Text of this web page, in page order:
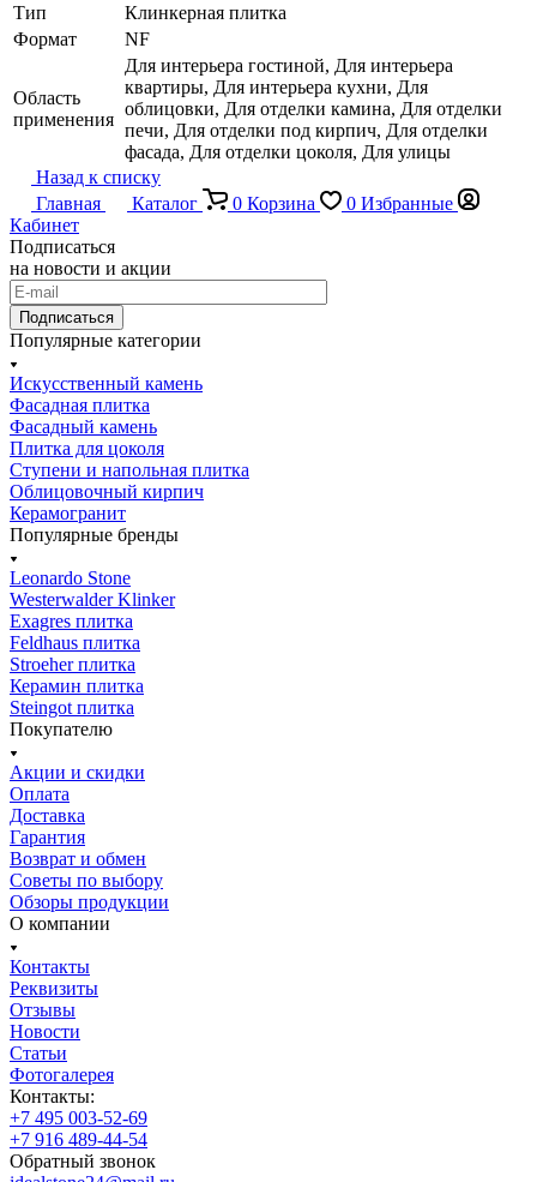
Тип
Клинкерная плитка
Формат
NF
Область
применения
Для интерьера гостиной, Для интерьера
квартиры, Для интерьера кухни, Для
облицовки, Для отделки камина, Для отделки
печи, Для отделки под кирпич, Для отделки
фасада, Для отделки цоколя, Для улицы
Назад к списку
Главная
Каталог 0 Корзина 0 Избранные
Кабинет
Подписаться
на новости и акции
Подписаться
Популярные категории
Искусственный камень
Фасадная плитка
Фасадный камень
Плитка для цоколя
Ступени и напольная плитка
Облицовочный кирпич
Керамогранит
Популярные бренды
Leonardo Stone
Westerwalder Klinker
Exagres плитка
Feldhaus плитка
Stroeher плитка
Керамин плитка
Steingot плитка
Покупателю
Акции и скидки
Оплата
Доставка
Гарантия
Возврат и обмен
Советы по выбору
Обзоры продукции
О компании
Контакты
Реквизиты
Отзывы
Новости
Статьи
Фотогалерея
Контакты:
+7 495 003-52-69
+7 916 489-44-54
Обратный звонок